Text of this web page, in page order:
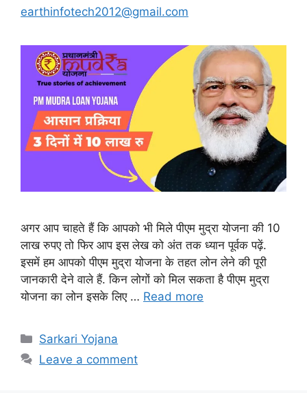
earthinfotech2012@gmail.com
अगर आप चाहते हैं कि आपको भी मिले पीएम मुद्रा योजना की 10
लाख रुपए तो फिर आप इस लेख को अंत तक ध्यान पूर्वक पढ़ें.
इसमें हम आपको पीएम मुद्रा योजना के तहत लोन लेने की पूरी
जानकारी देने वाले हैं. किन लोगों को मिल सकता है पीएम मुद्रा
योजना का लोन इसके लिए … Read more
Categories
Sarkari Yojana
Leave a comment